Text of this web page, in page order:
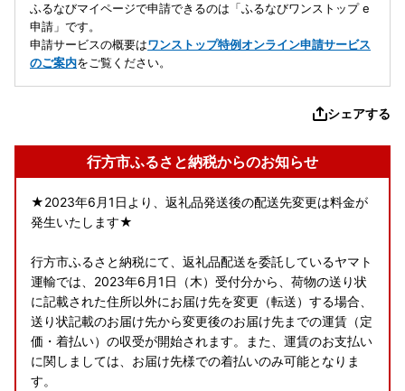
ふるなびマイページで申請できるのは「ふるなびワンストップ e
申請」です。
申請サービスの概要はワンストップ特例オンライン申請サービス
のご案内をご覧ください。
シェアする
行方市ふるさと納税からのお知らせ
★2023年6月1日より、返礼品発送後の配送先変更は料金が
発生いたします★
行方市ふるさと納税にて、返礼品配送を委託しているヤマト
運輸では、2023年6月1日（木）受付分から、荷物の送り状
に記載された住所以外にお届け先を変更（転送）する場合、
送り状記載のお届け先から変更後のお届け先までの運賃（定
価・着払い）の収受が開始されます。また、運賃のお支払い
に関しましては、お届け先様での着払いのみ可能となりま
す。